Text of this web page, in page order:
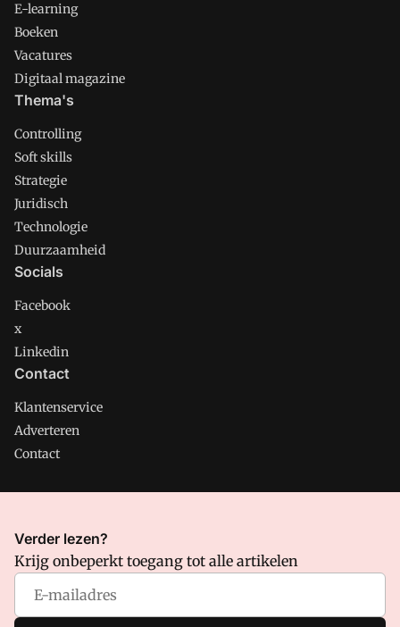
E-learning
Boeken
Vacatures
Digitaal magazine
Thema's
Controlling
Soft skills
Strategie
Juridisch
Technologie
Duurzaamheid
Socials
Facebook
x
Linkedin
Contact
Klantenservice
Adverteren
Contact
CMweb is onderdeel van VMN media. Lees in
waar VMN media voor staat. Op gebruik van deze site zijn de
volgende regelingen van toepassing:Algemene Voorwaarden
Privacy en Cookie beleid
Verder lezen?
Krijg onbeperkt toegang tot alle artikelen